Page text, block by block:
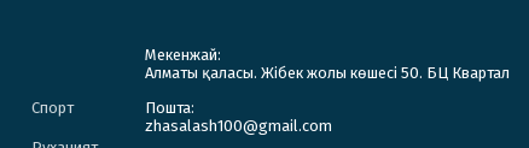
Спорт
Мекенжай:
Алматы қаласы. Жібек жолы көшесі 50. БЦ Квартал
Пошта:
zhasalash100@gmail.com